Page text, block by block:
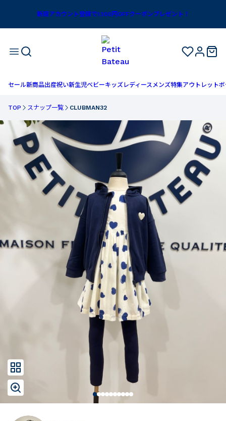
新規アカウント登録で1,100円OFFクーポンプレゼント！
セール新商品出産祝い新生児ベビーキッズ レディースメンズ特集アウトレットボ
TOP スナップ一覧 CLUBMAN32